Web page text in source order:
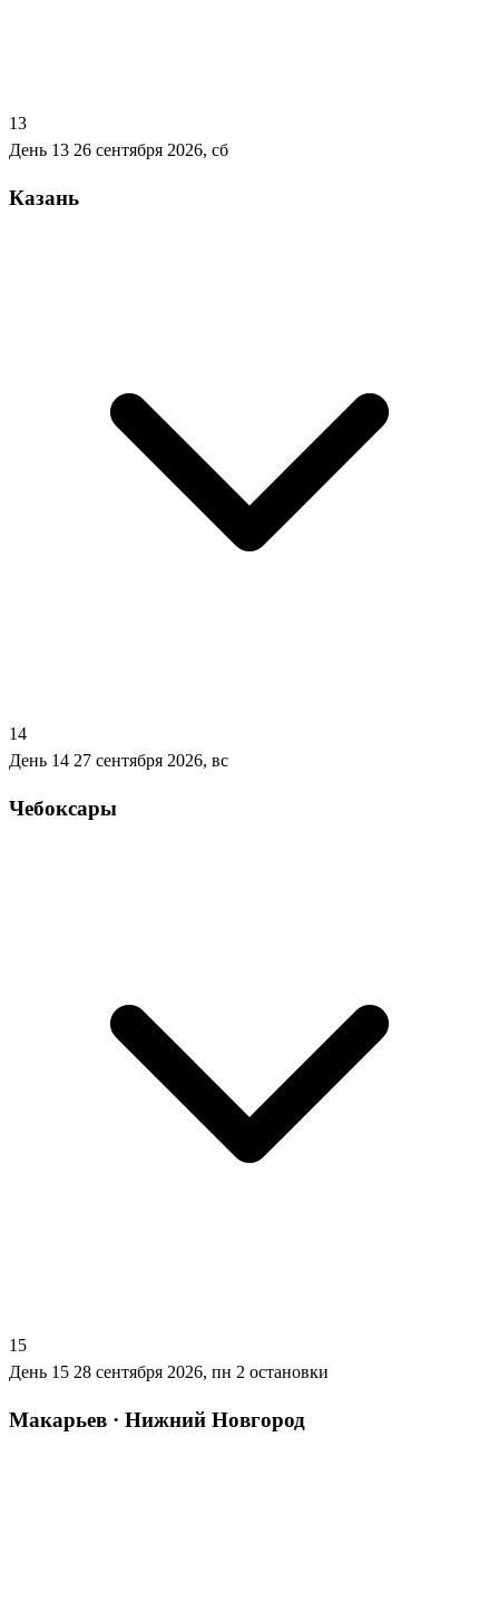
13
День 13 26 сентября 2026, сб
Казань
14
День 14 27 сентября 2026, вс
Чебоксары
15
День 15 28 сентября 2026, пн 2 остановки
Макарьев · Нижний Новгород